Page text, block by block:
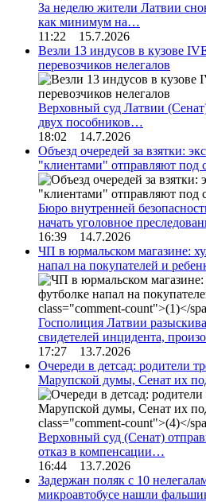
За неделю жители Латвии
как минимум на…
11:22 15.7.2026
Везли 13 индусов в кузове
перевозчиков нелегалов
Верховный суд Латвии
двух пособников…
18:02 14.7.2026
Объезд очередей за взятки:
"клиентами" отправляют под
Бюро внутренней
начать уголовное
16:39 14.7.2026
ЧП в юрмальском магазине:
напал на покупателей и
Госполиция Латвии
свидетелей инцидента,
17:27 13.7.2026
Очереди в детсад: родители
Марупской думы, Сенат их
Верховный суд (Сенат)
отказ в компенсации…
16:44 13.7.2026
Задержан поляк с 10
микроавтобусе нашли